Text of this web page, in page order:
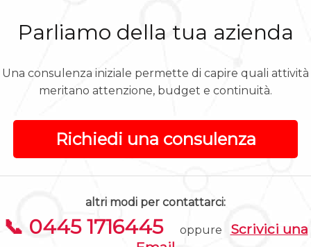
Parliamo della tua azienda
Una consulenza iniziale permette di capire quali attività
meritano attenzione, budget e continuità.
Richiedi una consulenza
altri modi per contattarci:
📞 0445 1716445 oppure Scrivici una